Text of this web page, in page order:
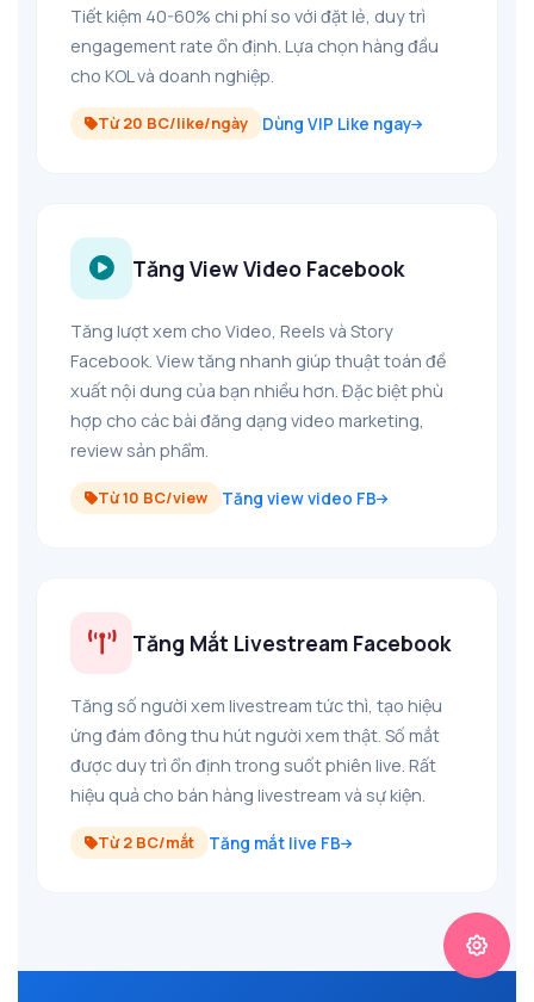
Tiết kiệm 40-60% chi phí so với đặt lẻ, duy trì
engagement rate ổn định. Lựa chọn hàng đầu
cho KOL và doanh nghiệp.
Từ 20 BC/like/ngày Dùng VIP Like ngay
Tăng View Video Facebook
Tăng lượt xem cho Video, Reels và Story
Facebook. View tăng nhanh giúp thuật toán đề
xuất nội dung của bạn nhiều hơn. Đặc biệt phù
hợp cho các bài đăng dạng video marketing,
review sản phẩm.
Từ 10 BC/view Tăng view video FB
Tăng Mắt Livestream Facebook
Tăng số người xem livestream tức thì, tạo hiệu
ứng đám đông thu hút người xem thật. Số mắt
được duy trì ổn định trong suốt phiên live. Rất
hiệu quả cho bán hàng livestream và sự kiện.
Từ 2 BC/mắt Tăng mắt live FB
+10%
TỪ 999K